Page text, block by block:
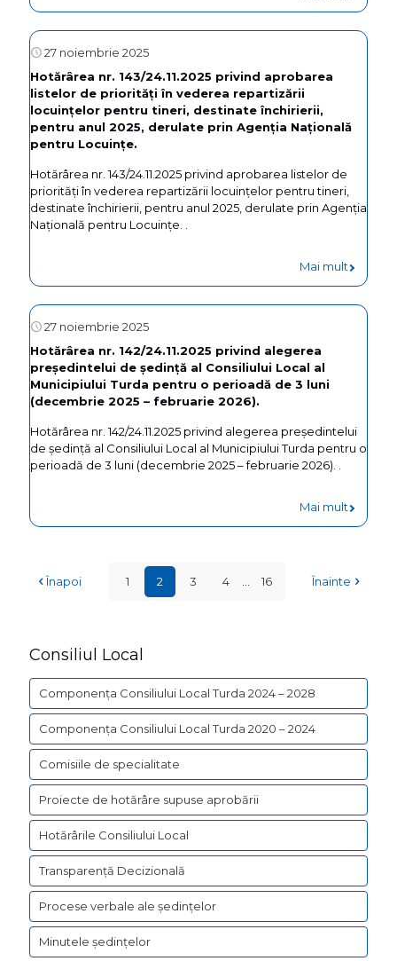
27 noiembrie 2025
Hotărârea nr. 143/24.11.2025 privind aprobarea
listelor de priorități în vederea repartizării
locuințelor pentru tineri, destinate închirierii,
pentru anul 2025, derulate prin Agenția Națională
pentru Locuințe.
Hotărârea nr. 143/24.11.2025 privind aprobarea listelor de
priorități în vederea repartizării locuințelor pentru tineri,
destinate închirierii, pentru anul 2025, derulate prin Agenția
Națională pentru Locuințe. .
Mai mult
27 noiembrie 2025
Hotărârea nr. 142/24.11.2025 privind alegerea
președintelui de ședință al Consiliului Local al
Municipiului Turda pentru o perioadă de 3 luni
(decembrie 2025 – februarie 2026).
Hotărârea nr. 142/24.11.2025 privind alegerea președintelui
de ședință al Consiliului Local al Municipiului Turda pentru o
perioadă de 3 luni (decembrie 2025 – februarie 2026). .
Mai mult
Înapoi 1 2 3 4 16 Înainte
Consiliul Local
Componența Consiliului Local Turda 2024 – 2028
Componența Consiliului Local Turda 2020 – 2024
Comisiile de specialitate
Proiecte de hotărâre supuse aprobării
Hotărârile Consiliului Local
Transparență Decizională
Procese verbale ale ședințelor
Minutele ședințelor